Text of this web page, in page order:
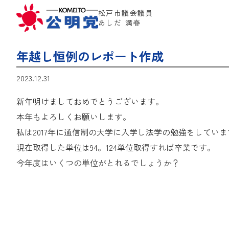
松戸市議会議員
あしだ 満春
年越し恒例のレポート作成
2023.12.31
新年明けましておめでとうございます。
本年もよろしくお願いします。
私は2017年に通信制の大学に入学し法学の勉強をしてい
現在取得した単位は94。124単位取得すれば卒業です。
今年度はいくつの単位がとれるでしょうか？